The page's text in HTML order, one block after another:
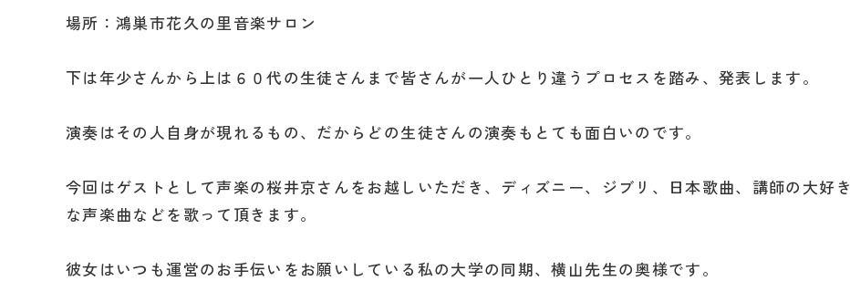
場所：鴻巣市花久の里音楽サロン
下は年少さんから上は６０代の生徒さんまで皆さんが一人ひとり違うプロセスを踏み、発表します。
演奏はその人自身が現れるもの、だからどの生徒さんの演奏もとても面白いのです。
今回はゲストとして声楽の桜井京さんをお越しいただき、ディズニー、ジブリ、日本歌曲、講師の大好き
な声楽曲などを歌って頂きます。
彼女はいつも運営のお手伝いをお願いしている私の大学の同期、横山先生の奥様です。